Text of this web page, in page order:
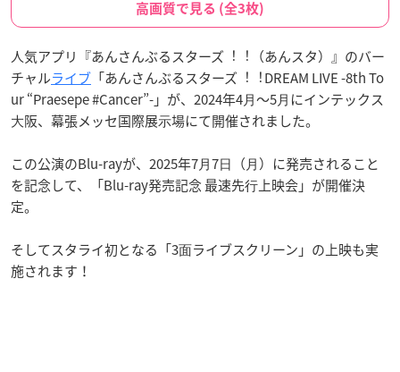
高画質で見る (全3枚)
人気アプリ『あんさんぶるスターズ︕︕（あんスタ）』のバー
チャルライブ 「あんさんぶるスターズ︕︕DREAM LIVE -8th To
ur “Praesepe #Cancer”-」が、2024年4⽉〜5⽉にインテックス
⼤阪、幕張メッセ国際展⽰場にて開催されました。
この公演のBlu-rayが、2025年7⽉7⽇（⽉）に発売されること
を記念して、「Blu-ray発売記念 最速先⾏上映会」が開催決
定。
そしてスタライ初となる「3⾯ライブスクリーン」の上映も実
施されます！